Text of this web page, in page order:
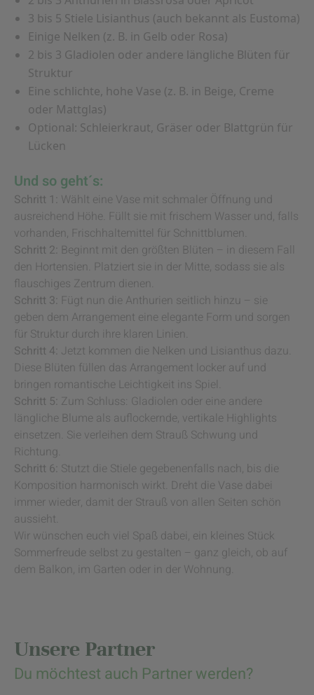
3 bis 5 Stiele Lisianthus (auch bekannt als Eustoma)
Einige Nelken (z. B. in Gelb oder Rosa)
2 bis 3 Gladiolen oder andere längliche Blüten für
Struktur
Eine schlichte, hohe Vase (z. B. in Beige, Creme
oder Mattglas)
Optional: Schleierkraut, Gräser oder Blattgrün für
Lücken
Und so geht´s:
Schritt 1: Wählt eine Vase mit schmaler Öffnung und
ausreichend Höhe. Füllt sie mit frischem Wasser und, falls
vorhanden, Frischhaltemittel für Schnittblumen.
Schritt 2: Beginnt mit den größten Blüten – in diesem Fall
den Hortensien. Platziert sie in der Mitte, sodass sie als
flauschiges Zentrum dienen.
Schritt 3: Fügt nun die Anthurien seitlich hinzu – sie
geben dem Arrangement eine elegante Form und sorgen
für Struktur durch ihre klaren Linien.
Schritt 4: Jetzt kommen die Nelken und Lisianthus dazu.
Diese Blüten füllen das Arrangement locker auf und
bringen romantische Leichtigkeit ins Spiel.
Schritt 5: Zum Schluss: Gladiolen oder eine andere
längliche Blume als auflockernde, vertikale Highlights
einsetzen. Sie verleihen dem Strauß Schwung und
Richtung.
Schritt 6: Stutzt die Stiele gegebenenfalls nach, bis die
Komposition harmonisch wirkt. Dreht die Vase dabei
immer wieder, damit der Strauß von allen Seiten schön
aussieht.
Wir wünschen euch viel Spaß dabei, ein kleines Stück
Sommerfreude selbst zu gestalten – ganz gleich, ob auf
dem Balkon, im Garten oder in der Wohnung.
Unsere Partner
Du möchtest auch Partner werden?